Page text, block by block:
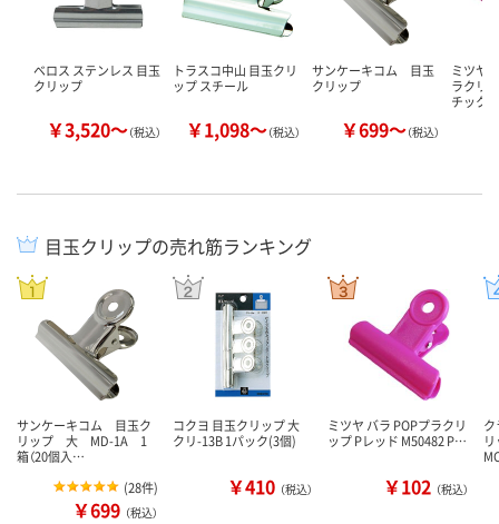
ベロス ステンレス 目玉
クリップ
￥3,520～（税込）
トラスコ中山 目玉クリ
ップ スチール
￥1,098～（税込）
サンケーキコム 目玉
クリップ
￥699～（税込）
ミツヤ
ラクリ
チック…
目玉クリップの売れ筋ランキング
サンケーキコム 目玉ク
リップ 大 MD-1A 1
箱（20個入…
(28件)
￥699 （税込）
コクヨ 目玉クリップ 大
クリ-13B 1パック(3個)
￥410 （税込）
ミツヤ バラ POPプラクリ
ップ Pレッド M50482 P…
￥102 （税込）